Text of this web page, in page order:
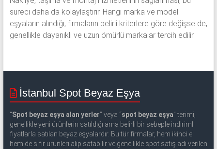
süreci daha da kolaylaştırır. Hangi marka ve model
eşyaların alındığı, firmaların belirli kriterlere göre değişse de,
genellikle dayanıklı ve uzun ömürlü markalar tercih edilir.
İstanbul Spot Beyaz Eşya
“Spot beyaz eşya alan yerler” veya “spot beyaz eşya” terimi,
genellikle yeni ürünlerin satıldığı ama belirli bir sebeple indirimli
fiyatlarla satılan beyaz eşyalardır. Bu tür firmalar, hem ikinci el
hem de sıfır ürünleri alıp satabilir ve genellikle spot satış adı verilen